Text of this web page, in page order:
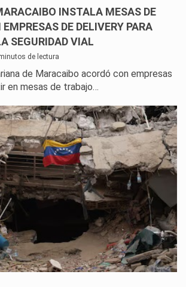
INSTALA MESAS DE
DE DELIVERY PARA
SEGURIDAD VIAL
de lectura
de Maracaibo acordó con empresas
en mesas de trabajo…